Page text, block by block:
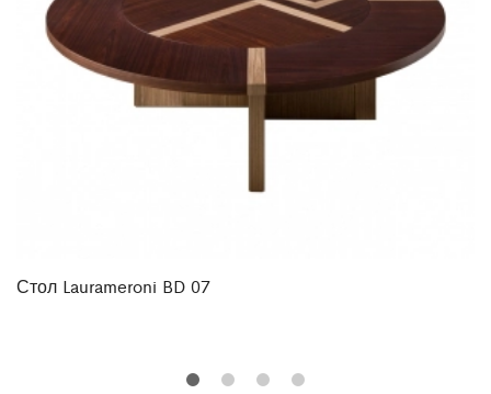
Стол Laurameroni BD 07